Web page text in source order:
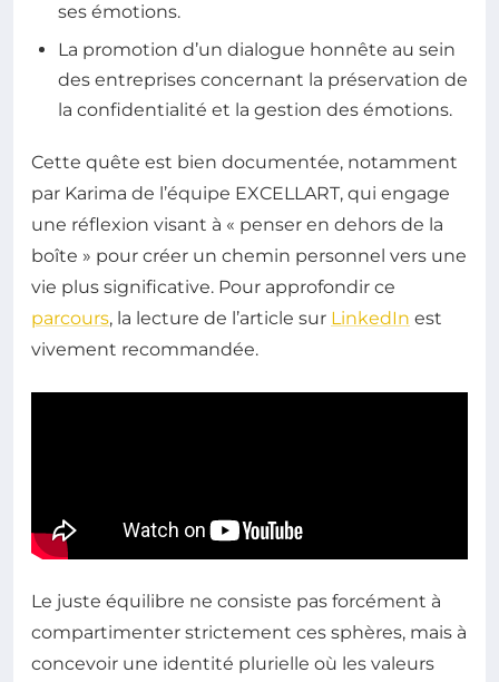
ses émotions.
La promotion d’un dialogue honnête au sein
des entreprises concernant la préservation de
la confidentialité et la gestion des émotions.
Cette quête est bien documentée, notamment
par Karima de l’équipe EXCELLART, qui engage
une réflexion visant à « penser en dehors de la
boîte » pour créer un chemin personnel vers une
vie plus significative. Pour approfondir ce
parcours, la lecture de l’article sur LinkedIn est
vivement recommandée.
Le juste équilibre ne consiste pas forcément à
compartimenter strictement ces sphères, mais à
concevoir une identité plurielle où les valeurs